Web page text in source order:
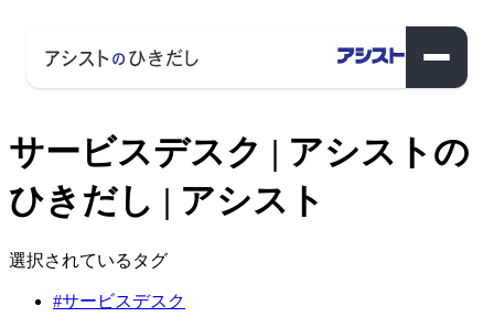
サービスデスク | アシストの
ひきだし | アシスト
選択されているタグ
#サービスデスク